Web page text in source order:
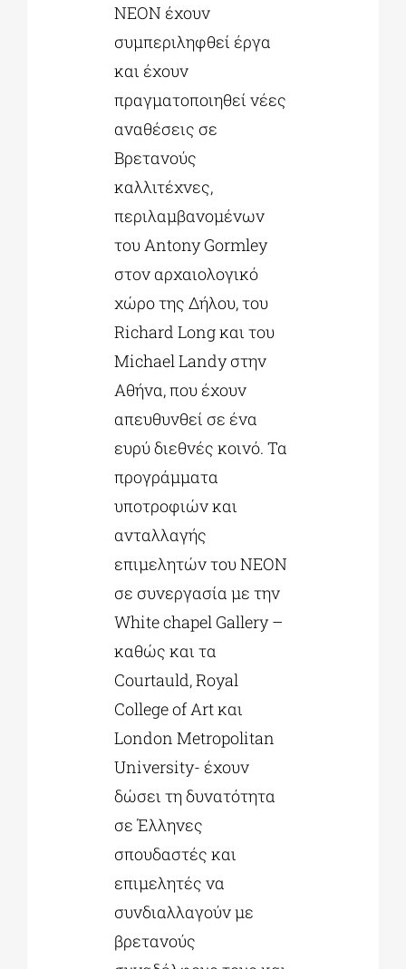
ΝΕΟΝ έχουν
συμπεριληφθεί έργα
και έχουν
πραγματοποιηθεί νέες
αναθέσεις σε
Βρετανούς
καλλιτέχνες,
περιλαμβανομένων
του Antony Gormley
στον αρχαιολογικό
χώρο της Δήλου, του
Richard Long και του
Michael Landy στην
Αθήνα, που έχουν
απευθυνθεί σε ένα
ευρύ διεθνές κοινό. Τα
προγράμματα
υποτροφιών και
ανταλλαγής
επιμελητών του ΝΕΟΝ
σε συνεργασία με την
White chapel Gallery –
καθώς και τα
Courtauld, Royal
College of Art και
London Metropolitan
University- έχουν
δώσει τη δυνατότητα
σε Έλληνες
σπουδαστές και
επιμελητές να
συνδιαλλαγούν με
βρετανούς